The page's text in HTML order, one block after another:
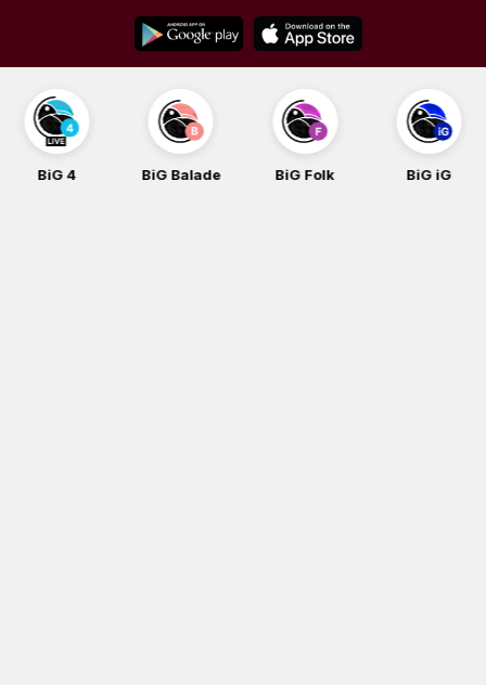
content
BiG Balade BiG Folk BiG iG BiG Rock